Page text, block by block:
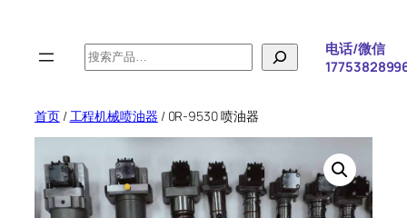
搜
索
电话/微信
首页/ 工程机械喷油器 / 0R-9530 喷油器